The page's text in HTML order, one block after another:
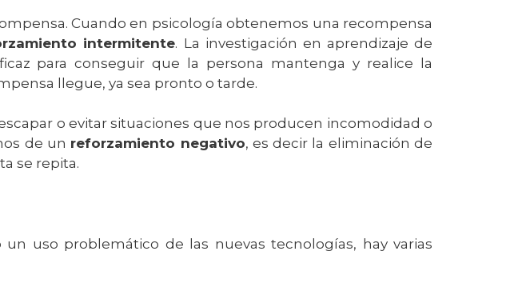
Cuando en psicología obtenemos una recompensa
intermitente. La investigación en aprendizaje de
para conseguir que la persona mantenga y realice la
llegue, ya sea pronto o tarde.
o evitar situaciones que nos producen incomodidad o
de un reforzamiento negativo, es decir la eliminación de
se repita.
uso problemático de las nuevas tecnologías, hay varias